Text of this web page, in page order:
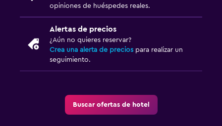
Enchufe cerca de la cama
Perchero
Salud y seguridad
opiniones de huéspedes reales.
Alertas de precios
¿Aún no quieres reservar?
Crea una alerta de precios para realizar un
seguimiento.
Buscar ofertas de hotel